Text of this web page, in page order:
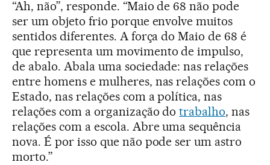
“Ah, não”, responde. “Maio de 68 não pode
ser um objeto frio porque envolve muitos
sentidos diferentes. A força do Maio de 68 é
que representa um movimento de impulso,
de abalo. Abala uma sociedade: nas relações
entre homens e mulheres, nas relações com o
Estado, nas relações com a política, nas
relações com a organização dotrabalho, nas
relações com a escola. Abre uma sequência
nova. É por isso que não pode ser um astro
morto.”